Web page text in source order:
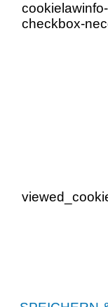
cookielawinfo-
checkbox-